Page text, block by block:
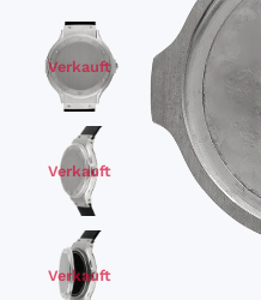
Verkauft
Verkauft
Verkauft